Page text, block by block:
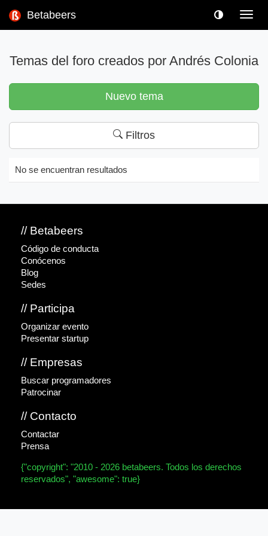
Betabeers
Temas del foro creados por Andrés Colonia
Nuevo tema
Filtros
No se encuentran resultados
// Betabeers
Código de conducta
Conócenos
Blog
Sedes
// Participa
Organizar evento
Presentar startup
// Empresas
Buscar programadores
Patrocinar
// Contacto
Contactar
Prensa
{"copyright": "2010 - 2026 betabeers. Todos los derechos
reservados", "awesome": true}